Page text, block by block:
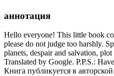
аннотация
Hello everyone! This little book
please do not judge too harshly.
planets, despair and salvation,
Translated by Google. P.P.S.:
Книга публикуется в